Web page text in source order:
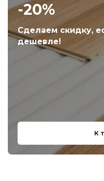
-20%
Сделаем скидку,
дешевле!
К